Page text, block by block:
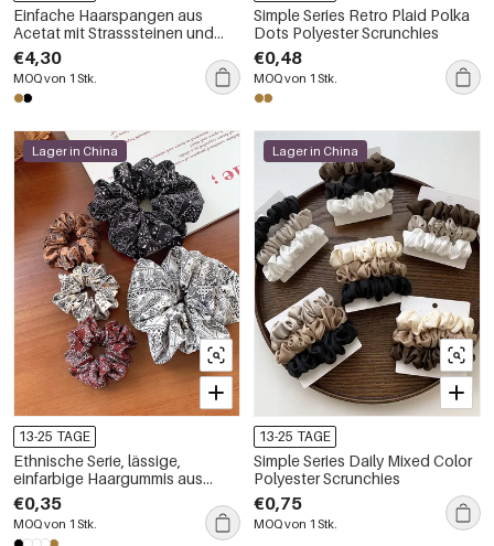
Einfache Haarspangen aus
Acetat mit Strasssteinen und
Retro-Leopardenmuster der
Serie Simple
€4,30
MOQ von 1 Stk.
Simple Series Retro Plaid Polka
Dots Polyester Scrunchies
€0,48
MOQ von 1 Stk.
Lager in China
13-25 TAGE
Ethnische Serie, lässige,
einfarbige Haargummis aus
Polyester mit Paisley-Muster
€0,35
MOQ von 1 Stk.
Lager in China
13-25 TAGE
Simple Series Daily Mixed Color
Polyester Scrunchies
€0,75
MOQ von 1 Stk.